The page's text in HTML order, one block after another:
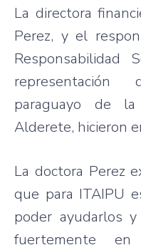
La directora
Perez, y el
Responsabilidad
paraguayo de
Alderete, hicieron
La doctora Perez
que para ITAIPU
poder ayudarlos
fuertemente